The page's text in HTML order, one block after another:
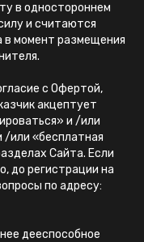
в одностороннем
и считаются
в момент размещения
с Офертой,
акцептует
и /или
/или «бесплатная
Сайта. Если
до регистрации на
по адресу:
дееспособное